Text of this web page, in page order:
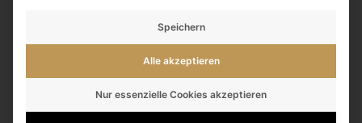
Speichern
Alle akzeptieren
Nur essenzielle Cookies akzeptieren